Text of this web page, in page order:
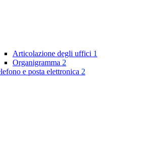
Articolazione degli uffici 1
Organigramma 2
e posta elettronica 2